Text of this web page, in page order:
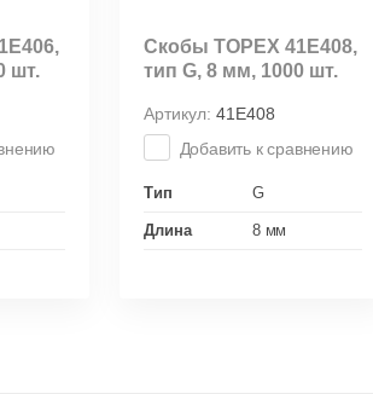
шт.
Скобы TOPEX 41E408,
тип G, 8 мм, 1000 шт.
Артикул: 41E408
Добавить к сравнению
Тип G
Длина 8 мм